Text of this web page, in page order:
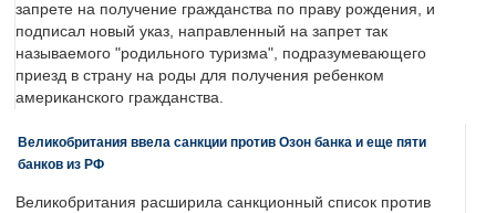
запрете на получение гражданства по праву рождения, и
подписал новый указ, направленный на запрет так
называемого "родильного туризма", подразумевающего
приезд в страну на роды для получения ребенком
американского гражданства.
Великобритания ввела санкции против Озон банка и еще пяти
банков из РФ
Великобритания расширила санкционный список против